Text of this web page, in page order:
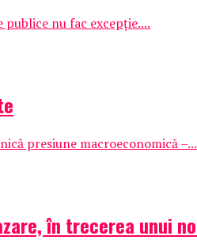
nu fac excepție....
presiune macroeconomică –...
în trecerea unui